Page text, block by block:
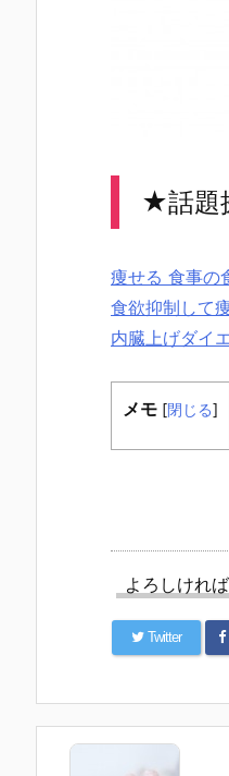
★話題
痩せる 食事の
食欲抑制して
内臓上げダイ
メモ [閉じる]
よろしけれ
Twitter